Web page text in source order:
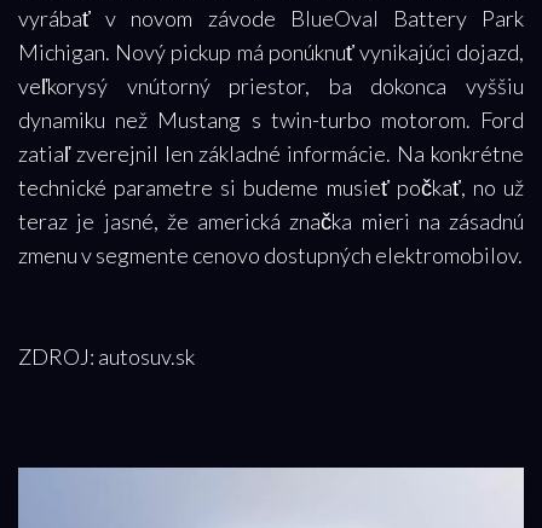
vyrábať v novom závode BlueOval Battery Park
Michigan. Nový pickup má ponúknuť vynikajúci dojazd,
veľkorysý vnútorný priestor, ba dokonca vyššiu
dynamiku než Mustang s twin-turbo motorom. Ford
zatiaľ zverejnil len základné informácie. Na konkrétne
technické parametre si budeme musieť počkať, no už
teraz je jasné, že americká značka mieri na zásadnú
zmenu v segmente cenovo dostupných elektromobilov.
ZDROJ: autosuv.sk